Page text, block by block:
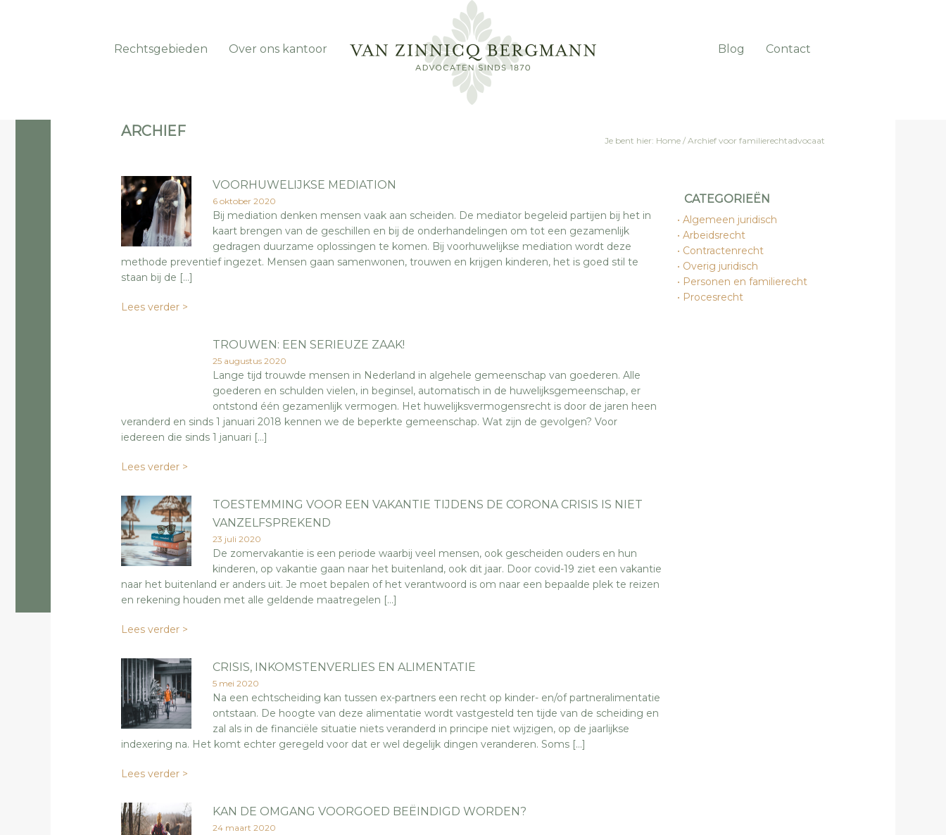
Rechtsgebieden Over ons kantoor Blog Contact
ARCHIEF
Je bent hier: Home / Archief voor familierechtadvocaat
VOORHUWELIJKSE MEDIATION
6 oktober 2020
Bij mediation denken mensen vaak aan scheiden. De mediator begeleid partijen bij het in
kaart brengen van de geschillen en bij de onderhandelingen om tot een gezamenlijk
gedragen duurzame oplossingen te komen. Bij voorhuwelijkse mediation wordt deze
methode preventief ingezet. Mensen gaan samenwonen, trouwen en krijgen kinderen, het is goed stil te
staan bij de […]
Lees verder >
TROUWEN: EEN SERIEUZE ZAAK!
25 augustus 2020
Lange tijd trouwde mensen in Nederland in algehele gemeenschap van goederen. Alle
goederen en schulden vielen, in beginsel, automatisch in de huwelijksgemeenschap, er
ontstond één gezamenlijk vermogen. Het huwelijksvermogensrecht is door de jaren heen
veranderd en sinds 1 januari 2018 kennen we de beperkte gemeenschap. Wat zijn de gevolgen? Voor
iedereen die sinds 1 januari […]
Lees verder >
TOESTEMMING VOOR EEN VAKANTIE TIJDENS DE CORONA CRISIS IS NIET
VANZELFSPREKEND
23 juli 2020
De zomervakantie is een periode waarbij veel mensen, ook gescheiden ouders en hun
kinderen, op vakantie gaan naar het buitenland, ook dit jaar. Door covid-19 ziet een vakantie
naar het buitenland er anders uit. Je moet bepalen of het verantwoord is om naar een bepaalde plek te reizen
en rekening houden met alle geldende maatregelen […]
Lees verder >
CRISIS, INKOMSTENVERLIES EN ALIMENTATIE
5 mei 2020
Na een echtscheiding kan tussen ex-partners een recht op kinder- en/of partneralimentatie
ontstaan. De hoogte van deze alimentatie wordt vastgesteld ten tijde van de scheiding en
zal als in de financiële situatie niets veranderd in principe niet wijzigen, op de jaarlijkse
indexering na. Het komt echter geregeld voor dat er wel degelijk dingen veranderen. Soms […]
Lees verder >
KAN DE OMGANG VOORGOED BEËINDIGD WORDEN?
24 maart 2020
CATEGORIEËN
Algemeen juridisch
Arbeidsrecht
Contractenrecht
Overig juridisch
Personen en familierecht
Procesrecht